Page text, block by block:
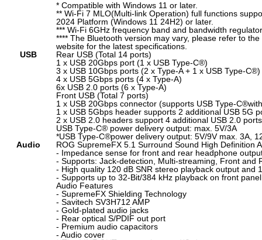
* Compatible with Windows 11 or later.
** Wi-Fi 7 MLO(Multi-link Operation) full functions
2024 Platform (Windows 11 24H2) or later.
*** Wi-Fi 6GHz frequency band and bandwidth
**** The Bluetooth version may vary, please refer to
website for the latest specifications.
USB
Rear USB (Total 14 ports)
1 x USB 20Gbps port (1 x USB Type-C®)
3 x USB 10Gbps ports (2 x Type-A + 1 x USB Type-C®)
4 x USB 5Gbps ports (4 x Type-A)
6x USB 2.0 ports (6 x Type-A)
Front USB (Total 7 ports)
1 x USB 20Gbps connector (supports USB Type-C®
1 x USB 5Gbps header supports 2 additional USB 5G
2 x USB 2.0 headers support 4 additional USB 2.0 ports
USB Type-C® power delivery output: max. 5V/3A
*USB Type-C®power delivery output: 5V/9V max. 3A,
Audio
ROG SupremeFX 5.1 Surround Sound High Definition
- Impedance sense for front and rear headphone
- Supports: Jack-detection, Multi-streaming, Front and
- High quality 120 dB SNR stereo playback output and
- Supports up to 32-Bit/384 kHz playback on front panel
Audio Features
- SupremeFX Shielding Technology
- Savitech SV3H712 AMP
- Gold-plated audio jacks
- Rear optical S/PDIF out port
- Premium audio capacitors
- Audio cover